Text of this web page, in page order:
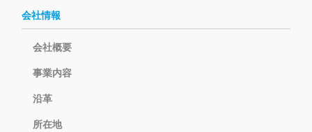
会社情報
会社概要
事業内容
沿革
所在地